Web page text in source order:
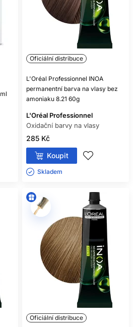
pokožce i vlasům.
RECEPTURY
použitou řadu, odstíny, poměr,
zopakovat nebo cíleně upravit.
je užitečnější než spoléhání
se na paměť.
velmi porézních vlasech nebo
proveďte zkoušku na pramínku.
šetří čas i kvalitu vlasů.
DOTAZY
KAŽDÁ OXIDAČNÍ
VYVÍJEČ?
ale vždy se řiďte označením
produktu.
BARVU A
ZNAČEK?
výslovně povoluje; bezpečnou
systém jedné řady.
BARVA TMAVÉ
Oficiální distribuce
L'Oréal Professionnel INOA
permanentní barva na vlasy bez
amoniaku 8.21 60g
L'Oréal Professionnel
Oxidační barvy na vlasy
285 Kč
Koupit
Skladem ㅤ
Oficiální distribuce